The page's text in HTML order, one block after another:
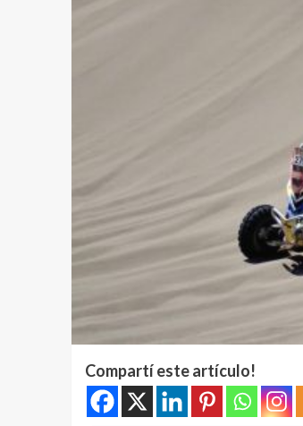
Compartí este artículo!